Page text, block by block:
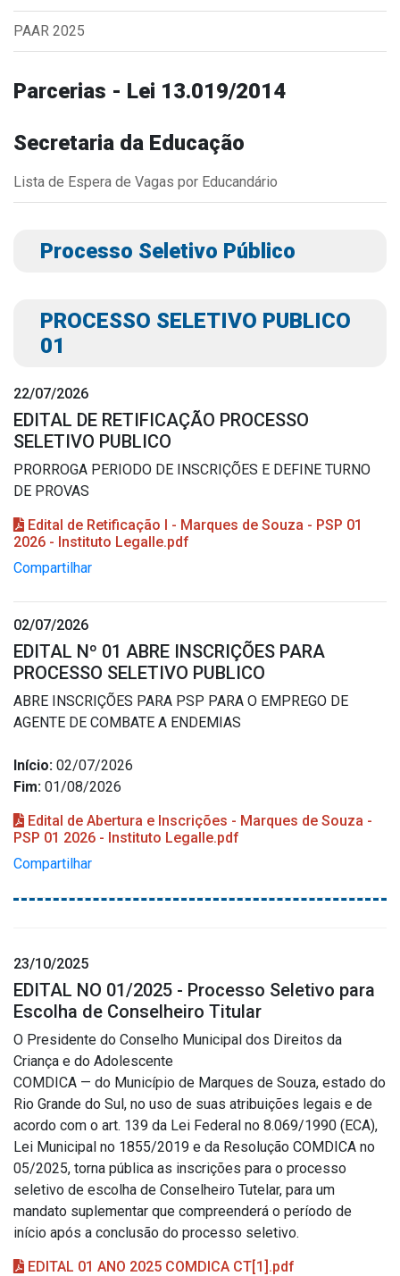
Outros
Downloads
Contato
PAAR 2025
Parcerias - Lei 13.019/2014
Secretaria da Educação
Lista de Espera de Vagas por Educandário
Processo Seletivo Público
PROCESSO SELETIVO PUBLICO
01
22/07/2026
EDITAL DE RETIFICAÇÃO PROCESSO
SELETIVO PUBLICO
PRORROGA PERIODO DE INSCRIÇÕES E DEFINE TURNO
DE PROVAS
Edital de Retificação I - Marques de Souza - PSP 01
2026 - Instituto Legalle.pdf
Compartilhar
02/07/2026
EDITAL Nº 01 ABRE INSCRIÇÕES PARA
PROCESSO SELETIVO PUBLICO
ABRE INSCRIÇÕES PARA PSP PARA O EMPREGO DE
AGENTE DE COMBATE A ENDEMIAS
Início: 02/07/2026
Fim: 01/08/2026
Edital de Abertura e Inscrições - Marques de Souza -
PSP 01 2026 - Instituto Legalle.pdf
Compartilhar
23/10/2025
EDITAL NO 01/2025 - Processo Seletivo para
Escolha de Conselheiro Titular
O Presidente do Conselho Municipal dos Direitos da
Criança e do Adolescente
COMDICA — do Município de Marques de Souza, estado do
Rio Grande do Sul, no uso de suas atribuições legais e de
acordo com o art. 139 da Lei Federal no 8.069/1990 (ECA),
Lei Municipal no 1855/2019 e da Resolução COMDICA no
05/2025, torna pública as inscrições para o processo
seletivo de escolha de Conselheiro Tutelar, para um
mandato suplementar que compreenderá o período de
início após a conclusão do processo seletivo.
EDITAL 01 ANO 2025 COMDICA CT[1].pdf